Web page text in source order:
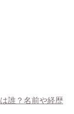
誰？名前や経歴